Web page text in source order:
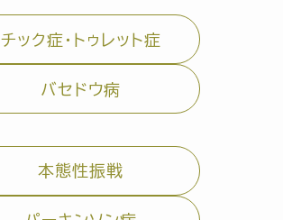
チック症・トゥレット症
バセドウ病
本態性振戦